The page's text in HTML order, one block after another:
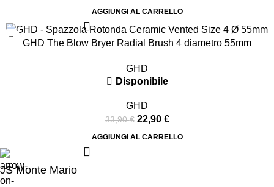
AGGIUNGI AL CARRELLO
-32%
GHD The Blow Bryer Radial Brush 4 diametro 55mm
GHD
Disponibile
GHD
33,90€ 22,90 €
AGGIUNGI AL CARRELLO
JS Monte Mario